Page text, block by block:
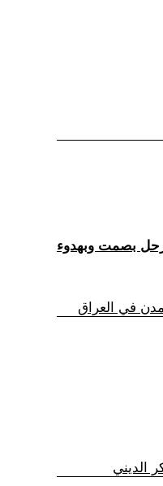
رحل بصمت وبهدوء
في العراق
الديني